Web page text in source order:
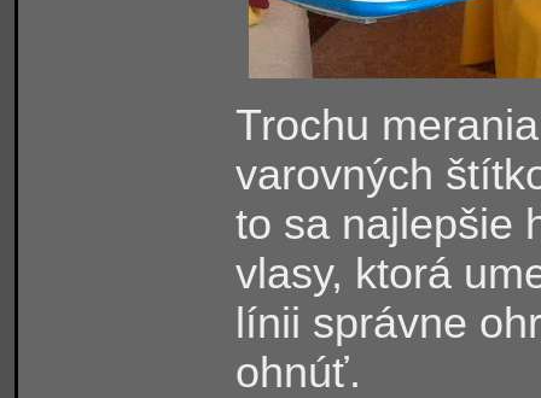
Trochu
varovných
to sa najlepšie
vlasy, ktorá
línii správne
ohnúť.